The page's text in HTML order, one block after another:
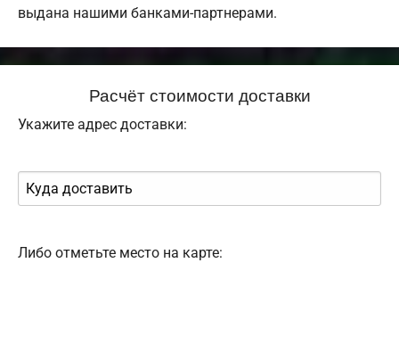
выдана нашими банками-партнерами.
Расчёт стоимости доставки
Укажите адрес доставки:
Либо отметьте место на карте: